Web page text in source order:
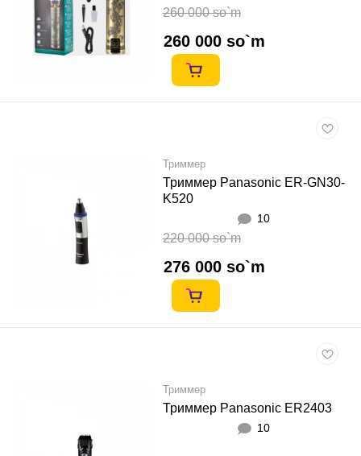
260 000 so`m
260 000 so`m
Триммер
Триммер Panasonic ER-GN30-
K520
10
220 000 so`m
276 000 so`m
Триммер
Триммер Panasonic ER2403
10